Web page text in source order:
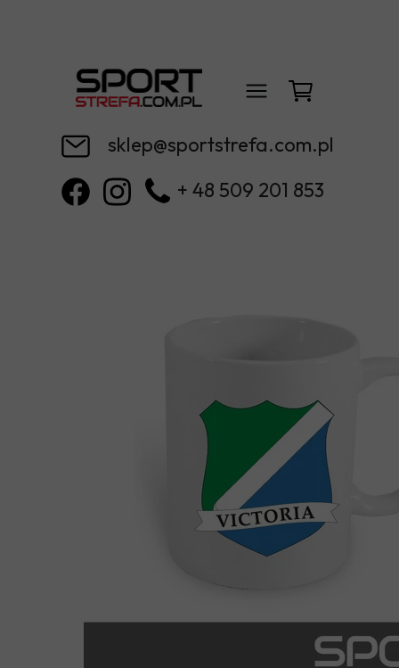
sklep@sportstrefa.com.pl
+ 48 509 201 853